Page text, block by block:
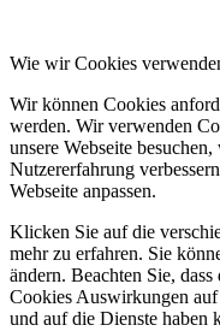
Wie wir Cookies
Wir können Cookies
werden. Wir verwenden
unsere Webseite
Nutzererfahrung
Webseite anpassen.
Klicken Sie auf die
mehr zu erfahren. Sie
ändern. Beachten Sie,
Cookies Auswirkungen
und auf die Dienste haben